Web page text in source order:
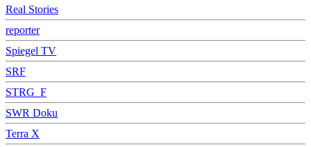
Real Stories
reporter
Spiegel TV
SRF
STRG_F
SWR Doku
Terra X